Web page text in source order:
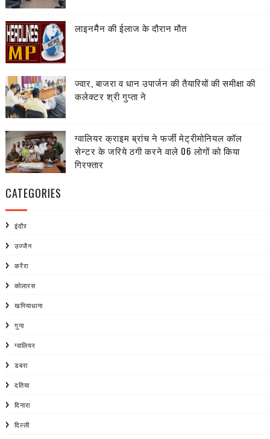
लाइनमैैन की ईलाज के दौरान मौत
ज्वार, बाजरा व धान उपार्जन की तैयारियों की समीक्षा की
कलेक्टर श्री गुप्ता ने
ग्वालियर क्राइम ब्रांच ने फर्जी मेट्रीमोनियल कॉल
सेन्टर के जरिये ठगी करने वाले 06 लोगों को किया
गिरफ्तार
CATEGORIES
इंदौर
उज्जैन
करैरा
कोलारस
खनियाधाना
गुना
ग्वालियर
डबरा
दतिया
दिनारा
दिल्ली